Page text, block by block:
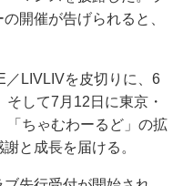
開催が告げられると、
LIVLIVを皮切りに、6
して7月12日に東京・
「ちゃむわーるど」の拡
と成長を届ける。